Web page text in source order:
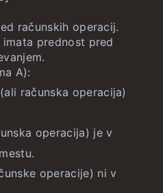
računskih operacij.
prednost pred
A):
računska operacija)
operacija) je v
operacije) ni v